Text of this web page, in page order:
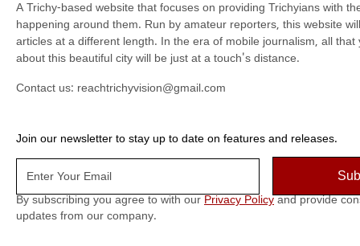
A Trichy-based website that focuses on providing Trichyians with
happening around them. Run by amateur reporters, this website
articles at a different length. In the era of mobile journalism, all that
about this beautiful city will be just at a touch's distance.
Contact us: reachtrichyvision@gmail.com
Join our newsletter to stay up to date on features and releases.
By subscribing you agree to with our Privacy Policy and provide
updates from our company.